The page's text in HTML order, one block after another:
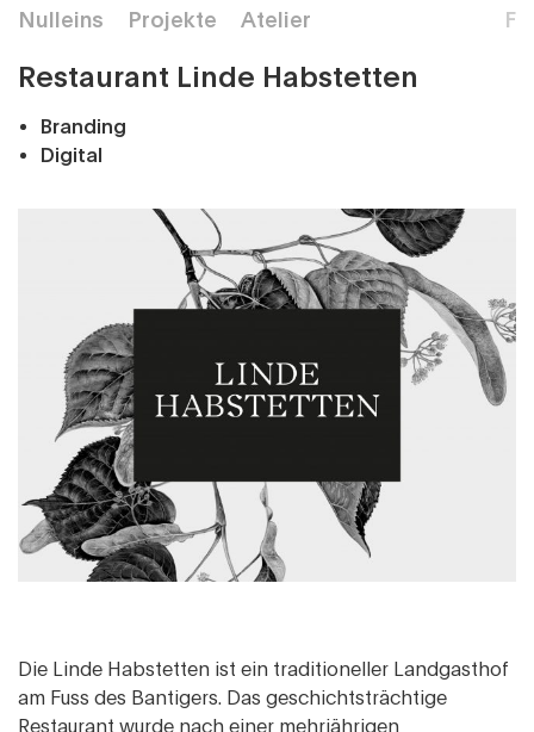
Nulleins Projekte Atelier F
Restaurant Linde Habstetten
Branding
Digital
Die Linde Habstetten ist ein traditioneller Landgasthof
am Fuss des Bantigers. Das geschichtsträchtige
Restaurant wurde nach einer mehrjährigen